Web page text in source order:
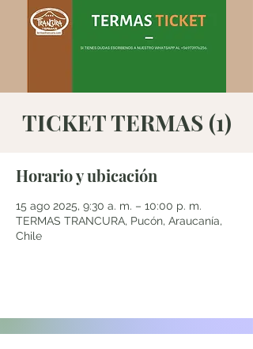
TICKET TERMAS (1)
Horario y ubicación
15 ago 2025, 9:30 a. m. – 10:00 p. m.
TERMAS TRANCURA, Pucón, Araucanía,
Chile